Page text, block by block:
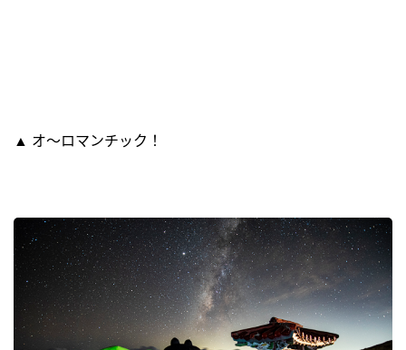
▲ オ～ロマンチック！